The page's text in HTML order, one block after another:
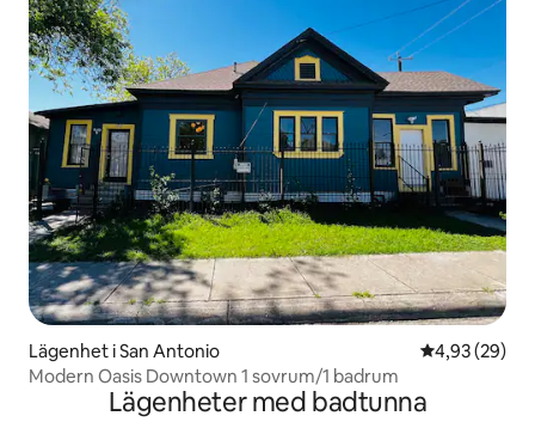
Lägenhet i San Antonio 4,93 av 5 i
4,93 (29)
Modern Oasis Downtown 1 sovrum/1 badrum
Lägenheter med badtunna